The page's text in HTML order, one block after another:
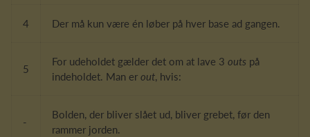
4 Der må kun være én løber på hver base ad gangen.
5
For udeholdet gælder det om at lave 3 outs på
indeholdet. Man er out, hvis:
-
Bolden, der bliver slået ud, bliver grebet, før den
rammer jorden.